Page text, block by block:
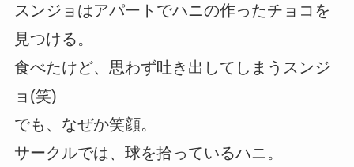
スンジョはアパートでハニの作ったチョコを
見つける。
食べたけど、思わず吐き出してしまうスンジ
ョ(笑)
でも、なぜか笑顔。
サークルでは、球を拾っているハニ。